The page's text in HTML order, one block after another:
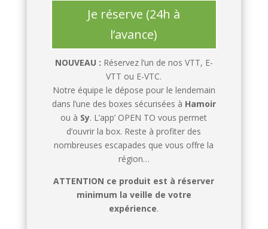
Je réserve (24h à
l’avance)
NOUVEAU : Réservez l’un de nos VTT, E-
VTT ou E-VTC.
Notre équipe le dépose pour le lendemain
dans l’une des boxes sécurisées à Hamoir
ou à Sy. L’app’ OPEN TO vous permet
d’ouvrir la box. Reste à profiter des
nombreuses escapades que vous offre la
région…
ATTENTION ce produit est à réserver
minimum la veille de votre
expérience.